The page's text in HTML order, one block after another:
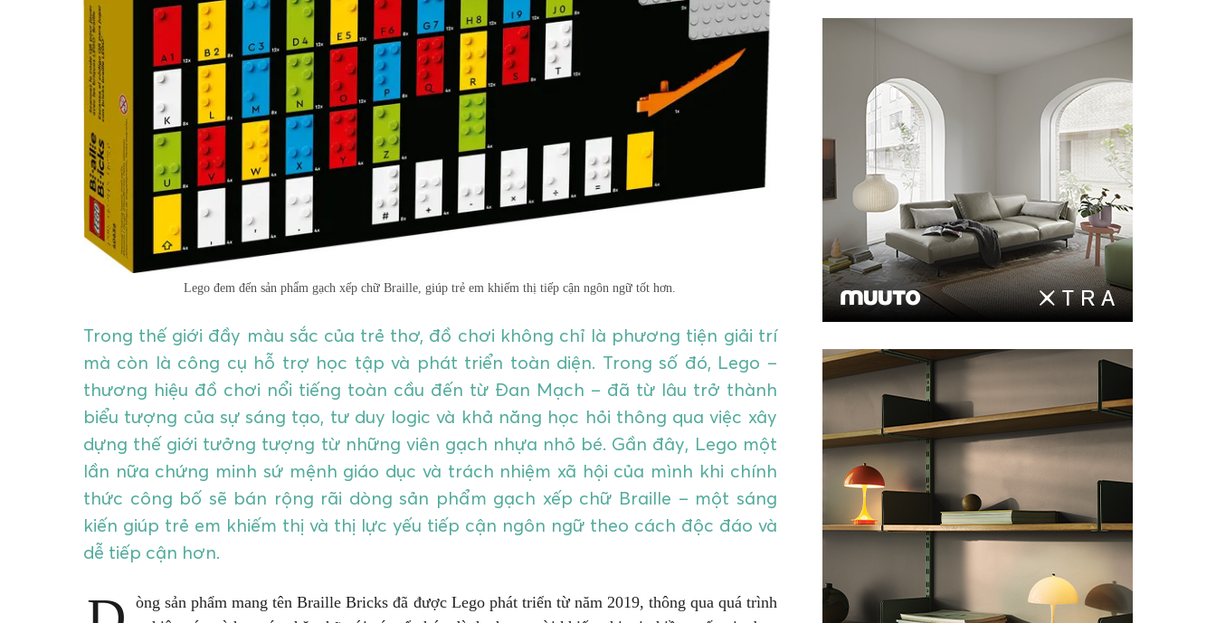
Lego đem đến sản phẩm gạch xếp chữ Braille, giúp trẻ em khiếm thị tiếp cận ngôn ngữ tốt hơn.
Trong thế giới đầy màu sắc của trẻ thơ, đồ chơi không chỉ là phương tiện giải trí
mà còn là công cụ hỗ trợ học tập và phát triển toàn diện. Trong số đó, Lego –
thương hiệu đồ chơi nổi tiếng toàn cầu đến từ Đan Mạch – đã từ lâu trở thành
biểu tượng của sự sáng tạo, tư duy logic và khả năng học hỏi thông qua việc xây
dựng thế giới tưởng tượng từ những viên gạch nhựa nhỏ bé. Gần đây, Lego một
lần nữa chứng minh sứ mệnh giáo dục và trách nhiệm xã hội của mình khi chính
thức công bố sẽ bán rộng rãi dòng sản phẩm gạch xếp chữ Braille – một sáng
kiến giúp trẻ em khiếm thị và thị lực yếu tiếp cận ngôn ngữ theo cách độc đáo và
dễ tiếp cận hơn.
òng sản phẩm mang tên Braille Bricks đã được Lego phát triển từ năm 2019, thông qua quá trình